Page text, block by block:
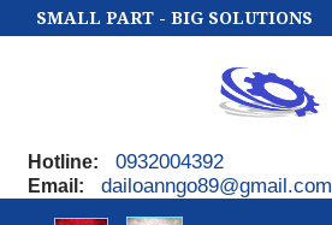
SMALL PART - BIG SOLUTIONS
Hotline: 0932004392
Email : dailoanngo89@gmail.com